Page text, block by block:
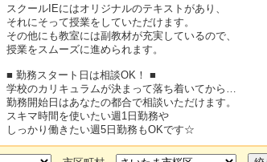
スクールIEにはオリジナルのテキストがあり、
それにそって授業をしていただけます。
その他にも教室には副教材が充実しているので、
授業をスムーズに進められます。
■ 勤務スタート日は相談OK！ ■
学校のカリキュラムが決まって落ち着いてから…
勤務開始日はあなたの都合で相談いただけます。
スキマ時間を使いたい週1日勤務や
しっかり働きたい週5日勤務もOKです☆